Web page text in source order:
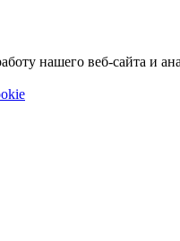
нашего веб-сайта и